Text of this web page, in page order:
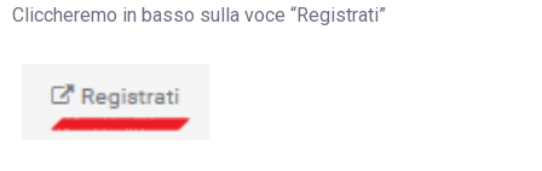
Cliccheremo in basso sulla voce “Registrati”